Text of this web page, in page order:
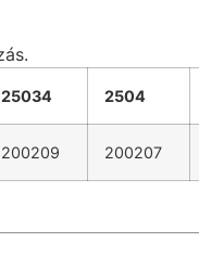
25034 2504
200209 200207